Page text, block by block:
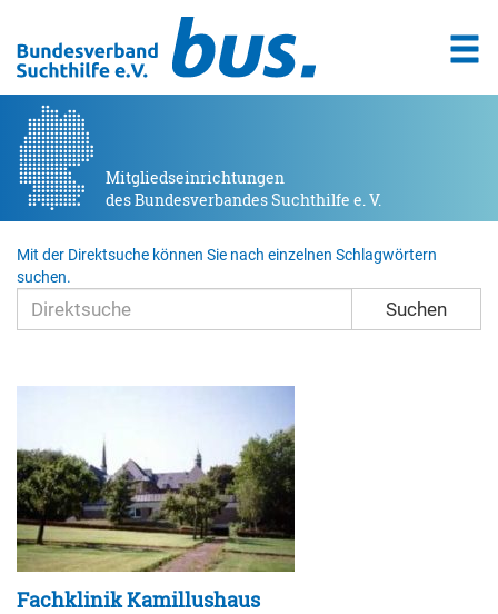
Mitgliedseinrichtungen
des Bundesverbandes Suchthilfe e. V.
Mit der Direktsuche können Sie nach einzelnen Schlagwörtern
suchen.
Suchen
Fachklinik Kamillushaus